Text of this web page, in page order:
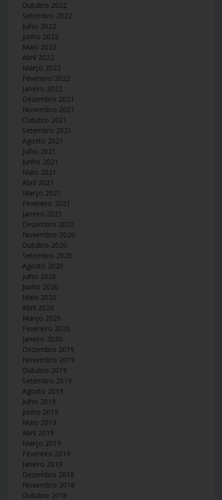
Outubro 2022
Setembro 2022
Julho 2022
Junho 2022
Maio 2022
Abril 2022
Março 2022
Fevereiro 2022
Janeiro 2022
Dezembro 2021
Novembro 2021
Outubro 2021
Setembro 2021
Agosto 2021
Julho 2021
Junho 2021
Maio 2021
Abril 2021
Março 2021
Fevereiro 2021
Janeiro 2021
Dezembro 2020
Novembro 2020
Outubro 2020
Setembro 2020
Agosto 2020
Julho 2020
Junho 2020
Maio 2020
Abril 2020
Março 2020
Fevereiro 2020
Janeiro 2020
Dezembro 2019
Novembro 2019
Outubro 2019
Setembro 2019
Agosto 2019
Julho 2019
Junho 2019
Maio 2019
Abril 2019
Março 2019
Fevereiro 2019
Janeiro 2019
Dezembro 2018
Novembro 2018
Outubro 2018